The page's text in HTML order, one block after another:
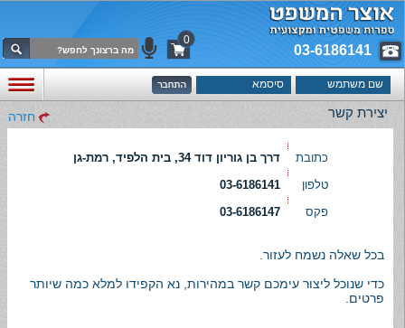
03-6186141
0
יצירת קשר חזרה
כתובת
דרך בן גוריון דוד 34, בית הלפיד, רמת-גן
טלפון
03-6186141
פקס
03-6186147
בכל שאלה נשמח לעזור.
כדי שנוכל ליצור עימכם קשר במהירות, נא הקפידו למלא כמה שיותר
פרטים.